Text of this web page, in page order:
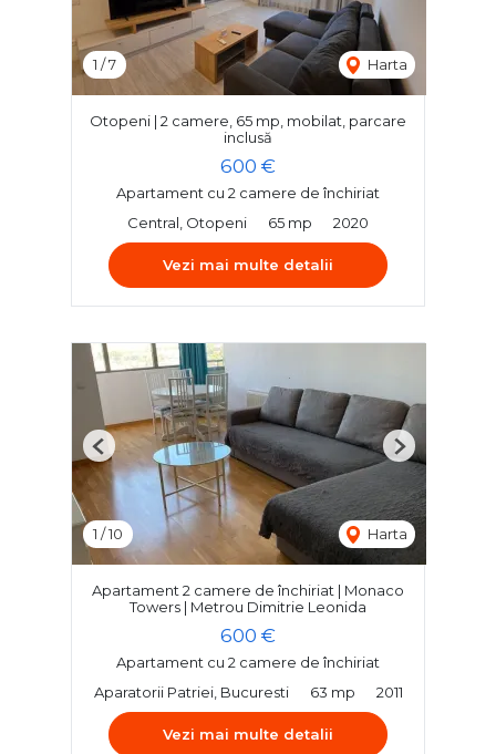
1 /7 Harta
Otopeni | 2 camere, 65 mp, mobilat, parcare
inclusă
600 €
Apartament cu 2 camere de închiriat
Central, Otopeni
65 mp 2020
Vezi mai multe detalii
1 /10 Harta
Previous Next
Apartament 2 camere de închiriat | Monaco
Towers | Metrou Dimitrie Leonida
600 €
Apartament cu 2 camere de închiriat
Aparatorii Patriei, Bucuresti
63 mp 2011
Vezi mai multe detalii